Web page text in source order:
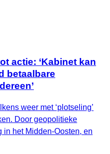
actie: ‘Kabinet kan
betaalbare
weer met ‘plotseling’
Door geopolitieke
het Midden-Oosten, en